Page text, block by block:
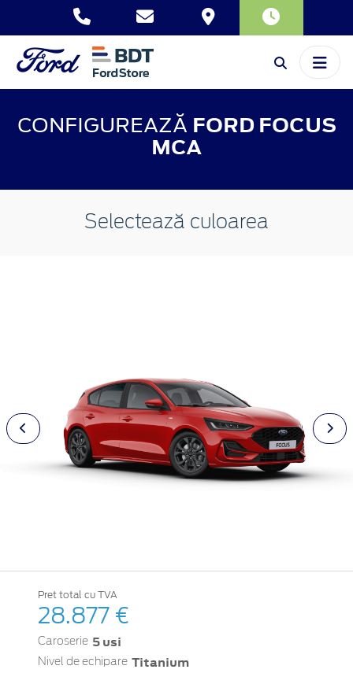
CONFIGUREAZĂ FORD FOCUS
MCA
Selectează culoarea
Pret total cu TVA
28.877 €
Caroserie 5 usi
Nivel de echipare Titanium